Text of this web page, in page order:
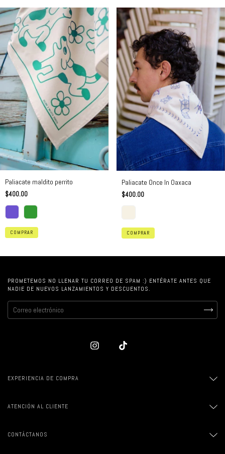
Paliacate maldito perrito
$400.00
COMPRAR
Paliacate Once In Oaxaca
$400.00
COMPRAR
PROMETEMOS NO LLENAR TU CORREO DE SPAM :) ENTÉRATE ANTES QUE
NADIE DE NUEVOS LANZAMIENTOS Y DESCUENTOS.
EXPERIENCIA DE COMPRA
ATENCIÓN AL CLIENTE
CONTÁCTANOS